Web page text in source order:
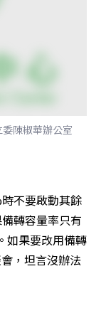
陳椒華辦公室
不要啟動其餘
轉容量率只有
如果要改用備轉
，坦言沒辦法